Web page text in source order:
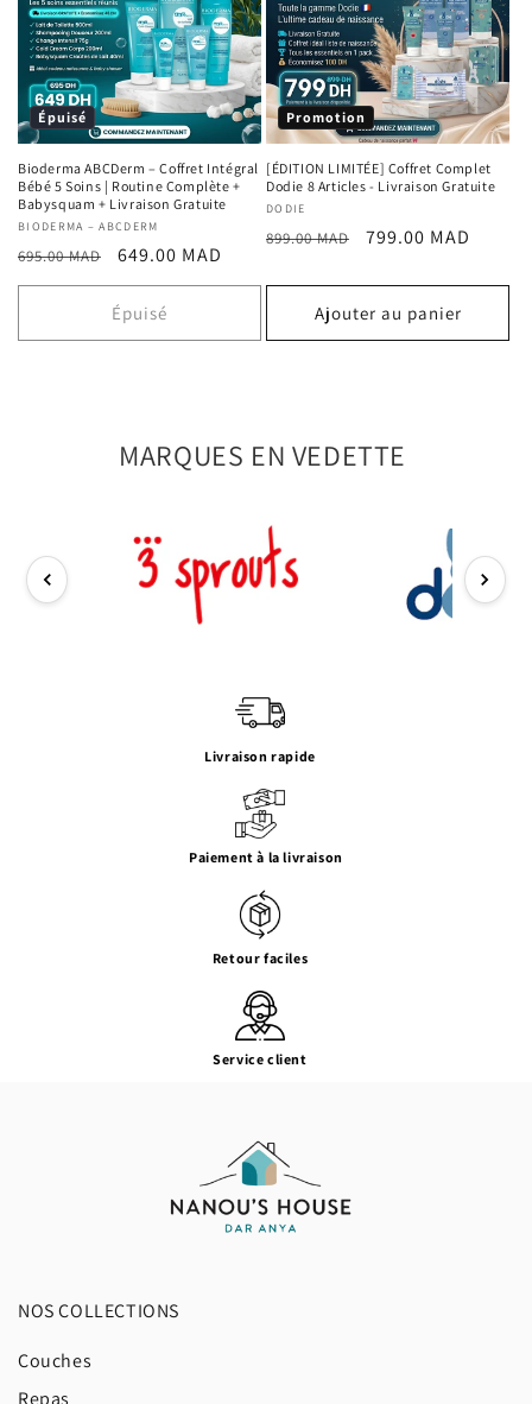
Épuisé
Bioderma ABCDerm – Coffret Intégral
Bébé 5 Soins | Routine Complète +
Babysquam + Livraison Gratuite
Fournisseur :
BIODERMA – ABCDERM
Prix
habituel
695.00 MAD
Prix
promotionnel
649.00 MAD
Épuisé
Promotion
[ÉDITION LIMITÉE] Coffret Complet
Dodie 8 Articles - Livraison Gratuite
Fournisseur :
DODIE
Prix
899.00 MAD
Prix
799.00 MAD
Ajouter au panier
MARQUES EN VEDETTE
Livraison rapide
Paiement à la livraison
Retour faciles
Service client
NOS COLLECTIONS
Couches
Repas